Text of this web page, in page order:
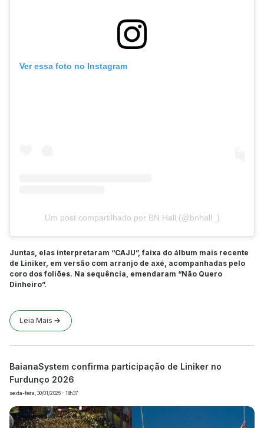
Ver essa foto no Instagram
Um post compartilhado por BN Hall (@bnhall_)
Juntas, elas interpretaram “CAJU”, faixa do álbum mais recente
de Liniker, em versão com arranjo de axé, acompanhadas pelo
coro dos foliões. Na sequência, emendaram “Não Quero
Dinheiro”.
Leia Mais
BaianaSystem confirma participação de Liniker no
Furdunço 2026
sexta-feira, 30/01/2026 - 18h37